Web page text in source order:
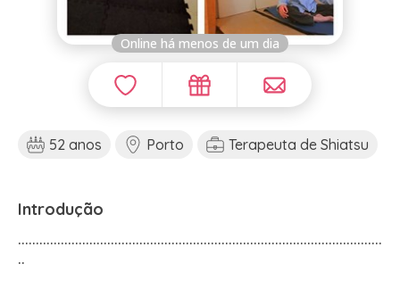
Online há menos de um dia
52 anos Porto Terapeuta de Shiatsu
Introdução
......................................................................................................
..